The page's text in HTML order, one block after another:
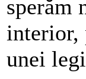
sperăm
interior,
unei